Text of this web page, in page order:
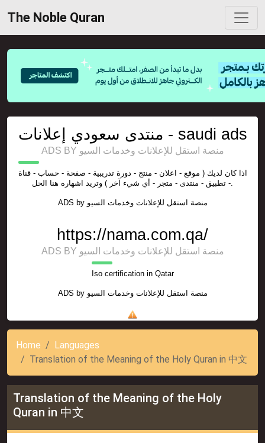
The Noble Quran
منتدى سعودي إعلانات - saudi ads
ADS BY منصة استقل للإعلانات وخدمات السيو
اذا كان لديك ( موقع - اعلان - منتج - دورة تدريبية - صفحة - حساب - قناة
- تطبيق - منتدى - متجر - أي شيء آخر ) وتريد اشهاره هنا الحل.
ADS by منصة استقل للإعلانات وخدمات السيو
https://nama.com.qa/
ADS BY منصة استقل للإعلانات وخدمات السيو
Iso certification in Qatar
ADS by منصة استقل للإعلانات وخدمات السيو
Home
Languages
Translation of the Meaning of the Holy Quran in 中文
Translation of the Meaning of the Holy
Quran in 中文